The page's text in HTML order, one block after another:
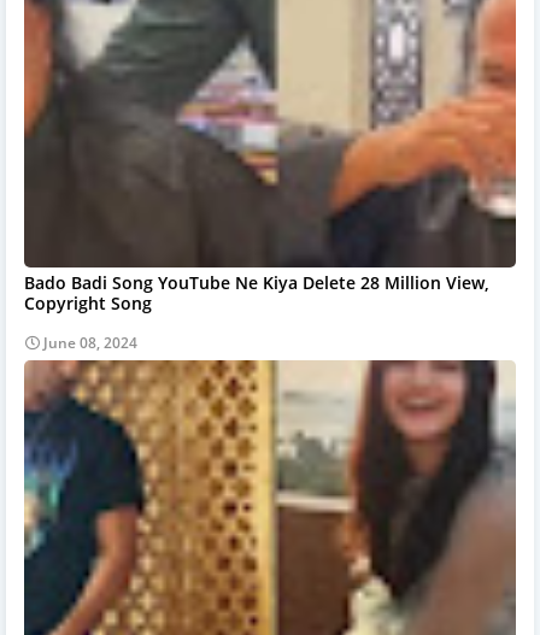
Bado Badi Song YouTube Ne Kiya Delete 28 Million View,
Copyright Song
June 08, 2024